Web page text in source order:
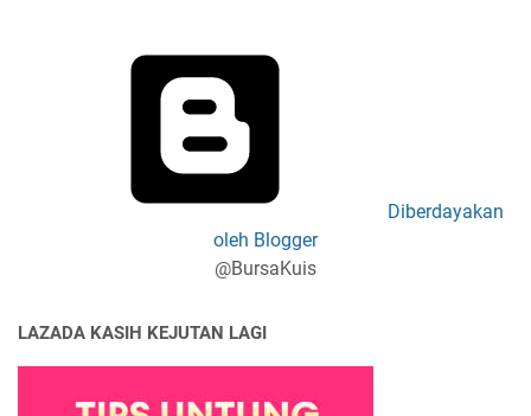
Diberdayakan
oleh Blogger
@BursaKuis
LAZADA KASIH KEJUTAN LAGI